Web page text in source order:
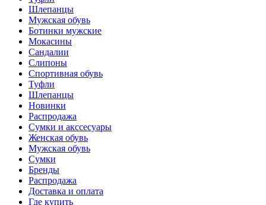
Шлепанцы
Мужская обувь
Ботинки мужские
Мокасины
Сандалии
Слипоны
Спортивная обувь
Туфли
Шлепанцы
Новинки
Распродажа
Сумки и акссесуары
Женская обувь
Мужская обувь
Сумки
Бренды
Распродажа
Доставка и оплата
Где купить